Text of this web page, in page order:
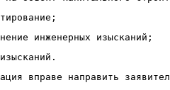
инженерных изысканий;
вправе направить